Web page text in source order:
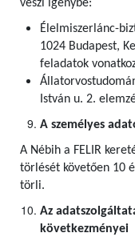
veszi igénybe:
Élelmiszerlánc-
1024 Budapest,
feladatok
István u. 2.
A személyes
A Nébih a FELIR
törlését követően 10
törli.
Az
következményei